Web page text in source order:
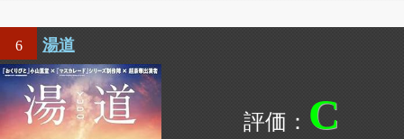
6 湯道
C